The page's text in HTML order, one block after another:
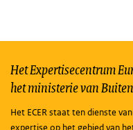
Het Expertisecentrum
het ministerie van
Het ECER staat ten dienste
expertise op het gebied van